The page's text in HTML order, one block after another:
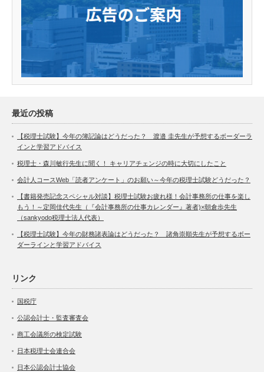
最近の投稿
【税理士試験】今年の簿記論はどうだった？ 渡邉 圭先生が予想するボーダーラ
インと学習アドバイス
税理士・森川敏行先生に聞く！ キャリアチェンジの時に大切にしたこと
会計人コースWeb「読者アンケート」のお願い～今年の税理士試験どうだった？
【書籍発売記念スペシャル対談】税理士試験お疲れ様！会計事務所の仕事を楽し
もう！～定岡佳代先生（『会計事務所の仕事カレンダー』著者)×朝倉歩先生
（sankyodo税理士法人代表）
【税理士試験】今年の財務諸表論はどうだった？ 諸角崇順先生が予想するボー
ダーラインと学習アドバイス
リンク
国税庁
公認会計士・監査審査会
商工会議所の検定試験
日本税理士会連合会
日本公認会計士協会